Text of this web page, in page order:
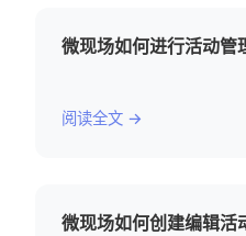
微现场如何进行活动管
阅读全文 →
微现场如何创建编辑活